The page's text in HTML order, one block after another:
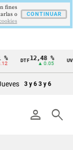
DTF12,48 %
▲ 0.05
UVR
3 y 6 3 y 6
person search
fines
o
CONTINUAR